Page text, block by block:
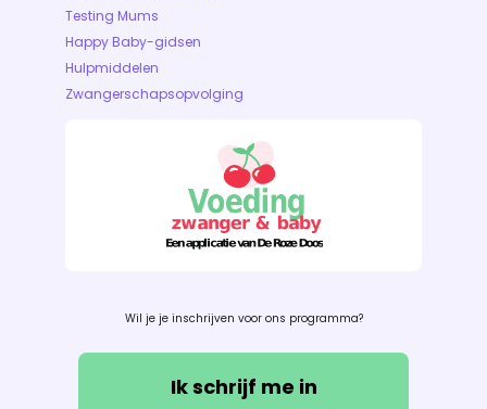
Testing Mums
Happy Baby-gidsen
Hulpmiddelen
Zwangerschapsopvolging
Wil je je inschrijven voor ons programma?
Ik schrijf me in